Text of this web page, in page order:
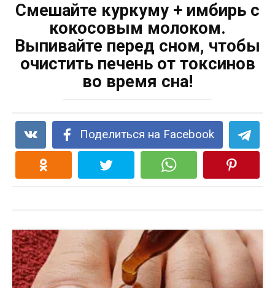
Смешайте куркуму + имбирь с
кокосовым молоком.
Выпивайте перед сном, чтобы
очистить печень от токсинов
во время сна!
Поделиться на Facebook